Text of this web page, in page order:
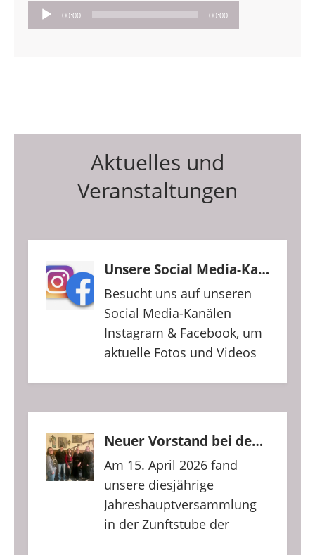
Audio-
Player
00:00 00:00
Aktuelles und
Veranstaltungen
Unsere Social Media-Kanäle
Besucht uns auf unseren
Social Media-Kanälen
Instagram & Facebook, um
aktuelle Fotos und Videos
Neuer Vorstand bei den Alten Wieber
Am 15. April 2026 fand
unsere diesjährige
Jahreshauptversammlung
in der Zunftstube der